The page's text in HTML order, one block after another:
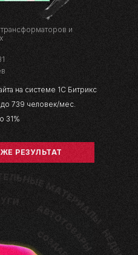
и
на системе 1С Битрикс
до 739 человек/мес.
31%
РЕЗУЛЬТАТ